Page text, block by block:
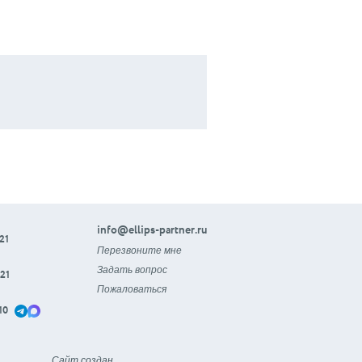
info@ellips-partner.ru
Перезвоните мне
Задать вопрос
Пожаловаться